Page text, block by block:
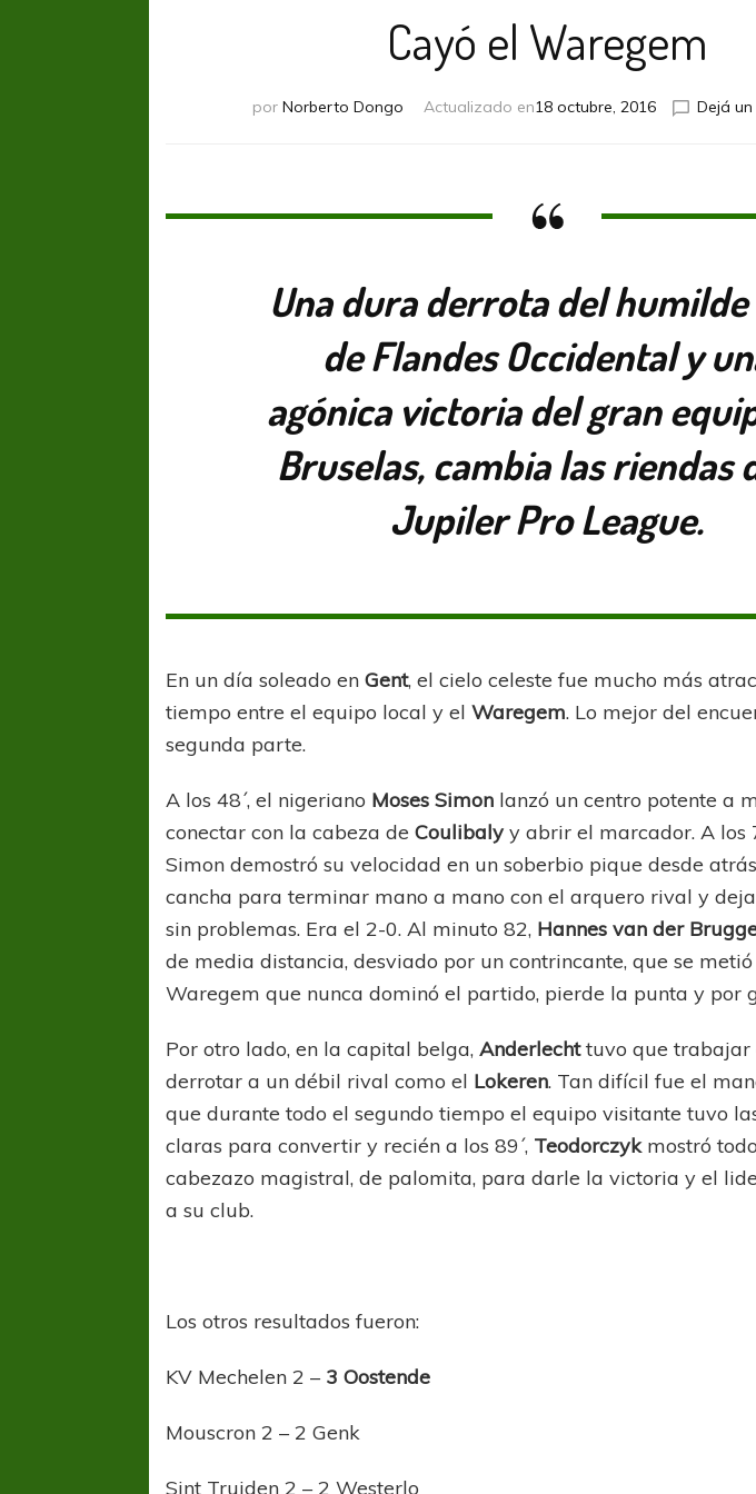
Cayó el Waregem
por Norberto Dongo Actualizado en18 octubre, 2016 Dejá
Una dura derrota del
de Flandes Occidental y
agónica victoria del gran
Bruselas, cambia las riendas
Jupiler Pro League.
En un día soleado enGent, el cielo celeste fue mucho más
tiempo entre el equipo local y elWaregem. Lo mejor del
segunda parte.
A los 48´, el nigeriano Moses Simon lanzó un centro potente a
conectar con la cabeza deCoulibaly y abrir el marcador. A los
Simon demostró su velocidad en un soberbio pique desde
cancha para terminar mano a mano con el arquero rival y
sin problemas. Era el 2-0. Al minuto 82, Hannes van der
de media distancia, desviado por un contrincante, que se
Waregem que nunca dominó el partido, pierde la punta y por
Por otro lado, en la capital belga,Anderlechttuvo que trabajar
derrotar a un débil rival como el Lokeren. Tan difícil fue el
que durante todo el segundo tiempo el equipo visitante tuvo
claras para convertir y recién a los 89´, Teodorczykmostró
cabezazo magistral, de palomita, para darle la victoria y el
a su club.
Los otros resultados fueron:
KV Mechelen 2 – 3 Oostende
Mouscron 2 – 2 Genk
Sint Truiden 2 – 2 Westerlo